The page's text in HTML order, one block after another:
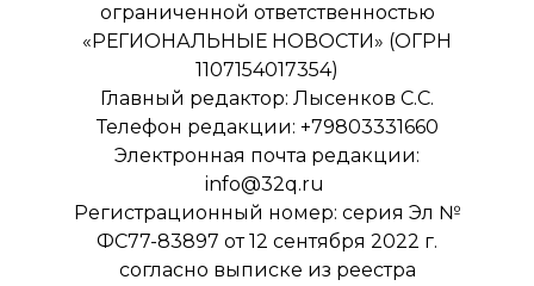
ограниченной ответственностью
«РЕГИОНАЛЬНЫЕ НОВОСТИ» (ОГРН
1107154017354)
Главный редактор: Лысенков С.С.
Телефон редакции: +79803331660
Электронная почта редакции:
info@32q.ru
Регистрационный номер: серия Эл №
ФС77-83897 от 12 сентября 2022 г.
согласно выписке из реестра